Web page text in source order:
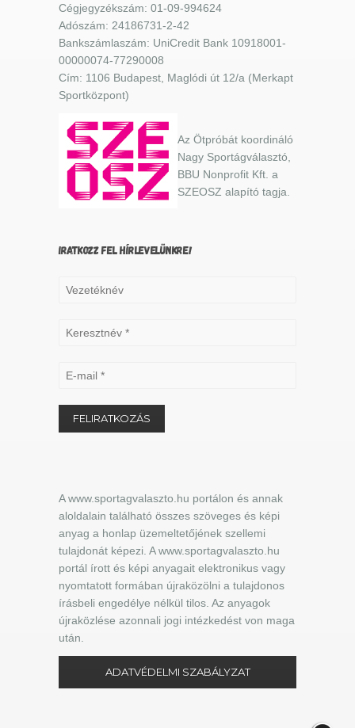
Cégjegyzékszám: 01-09-994624
Adószám: 24186731-2-42
Bankszámlaszám: UniCredit Bank 10918001-
00000074-77290008
Cím: 1106 Budapest, Maglódi út 12/a (Merkapt
Sportközpont)
Az Ötpróbát koordináló
Nagy Sportágválasztó,
BBU Nonprofit Kft. a
SZEOSZ alapító tagja.
IRATKOZZ FEL HÍRLEVELÜNKRE!
A www.sportagvalaszto.hu portálon és annak
aloldalain található összes szöveges és képi
anyag a honlap üzemeltetőjének szellemi
tulajdonát képezi. A www.sportagvalaszto.hu
portál írott és képi anyagait elektronikus vagy
nyomtatott formában újraközölni a tulajdonos
írásbeli engedélye nélkül tilos. Az anyagok
újraközlése azonnali jogi intézkedést von maga
után.
ADATVÉDELMI SZABÁLYZAT